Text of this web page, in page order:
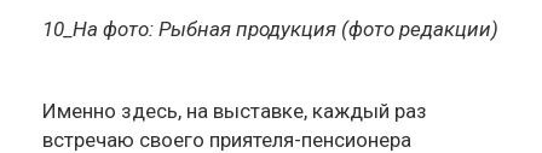
10_На фото: Рыбная продукция (фото редакции)
Именно здесь, на выставке, каждый раз
встречаю своего приятеля-пенсионера